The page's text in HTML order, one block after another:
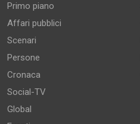
Primo piano
Affari pubblici
Scenari
Persone
Cronaca
Social-TV
Global